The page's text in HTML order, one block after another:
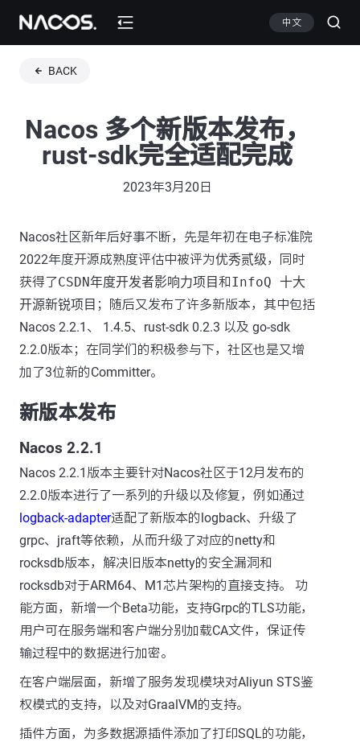
中文
BACK
Nacos 多个新版本发布，
rust-sdk完全适配完成
2023年3月20日
Nacos社区新年后好事不断，先是年初在电子标准院
2022年度开源成熟度评估中被评为优秀贰级，同时
获得了CSDN年度开发者影响力项目和InfoQ 十大
开源新锐项目 ；随后又发布了许多新版本，其中包括
Nacos 2.2.1、 1.4.5、rust-sdk 0.2.3 以及 go-sdk
2.2.0版本；在同学们的积极参与下，社区也是又增
加了3位新的Committer。
新版本发布
Nacos 2.2.1
Nacos 2.2.1版本主要针对Nacos社区于12月发布的
2.2.0版本进行了一系列的升级以及修复，例如通过
logback-adapter适配了新版本的logback、升级了
grpc、jraft等依赖，从而升级了对应的netty和
rocksdb版本，解决旧版本netty的安全漏洞和
rocksdb对于ARM64、M1芯片架构的直接支持。 功
能方面，新增一个Beta功能，支持Grpc的TLS功能，
用户可在服务端和客户端分别加载CA文件，保证传
输过程中的数据进行加密。
在客户端层面，新增了服务发现模块对Aliyun STS鉴
权模式的支持，以及对GraalVM的支持。
插件方面，为多数据源插件添加了打印SQL的功能，